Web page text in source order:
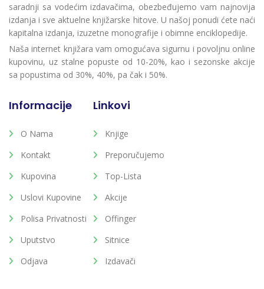
saradnji sa vodećim izdavačima, obezbeđujemo vam najnovija
izdanja i sve aktuelne knjižarske hitove. U našoj ponudi ćete naći
kapitalna izdanja, izuzetne monografije i obimne enciklopedije.
Naša internet knjižara vam omogućava sigurnu i povoljnu online
kupovinu, uz stalne popuste od 10-20%, kao i sezonske akcije
sa popustima od 30%, 40%, pa čak i 50%.
Informacije
O Nama
Kontakt
Kupovina
Uslovi Kupovine
Polisa Privatnosti
Uputstvo
Odjava
Linkovi
Knjige
Preporučujemo
Top-Lista
Akcije
Offinger
Sitnice
Izdavači